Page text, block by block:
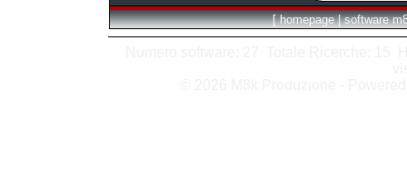
[ homepage | software